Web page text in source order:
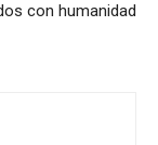
con humanidad